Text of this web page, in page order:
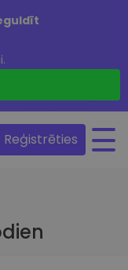
Reģistrēties